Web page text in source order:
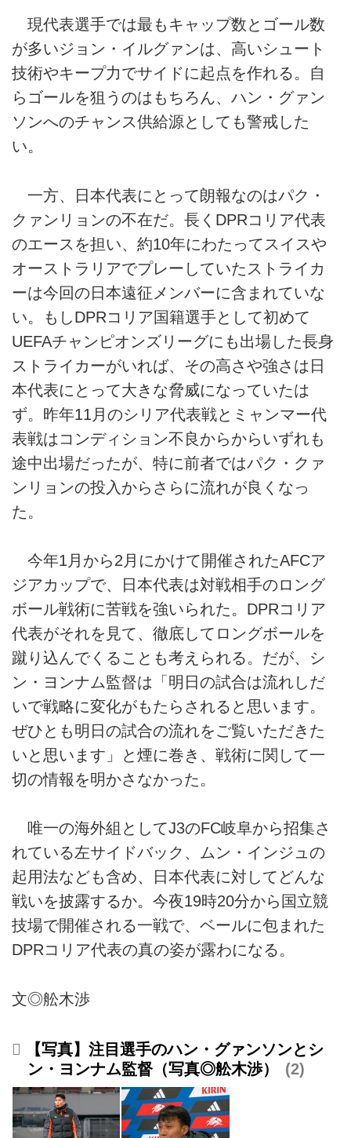
現代表選手では最もキャップ数とゴール数
が多いジョン・イルグァンは、高いシュート
技術やキープ力でサイドに起点を作れる。自
らゴールを狙うのはもちろん、ハン・グァン
ソンへのチャンス供給源としても警戒した
い。
一方、日本代表にとって朗報なのはパク・
クァンリョンの不在だ。長くDPRコリア代表
のエースを担い、約10年にわたってスイスや
オーストラリアでプレーしていたストライカ
ーは今回の日本遠征メンバーに含まれていな
い。もしDPRコリア国籍選手として初めて
UEFAチャンピオンズリーグにも出場した長身
ストライカーがいれば、その高さや強さは日
本代表にとって大きな脅威になっていたは
ず。昨年11月のシリア代表戦とミャンマー代
表戦はコンディション不良からからいずれも
途中出場だったが、特に前者ではパク・クァ
ンリョンの投入からさらに流れが良くなっ
た。
今年1月から2月にかけて開催されたAFCア
ジアカップで、日本代表は対戦相手のロング
ボール戦術に苦戦を強いられた。DPRコリア
代表がそれを見て、徹底してロングボールを
蹴り込んでくることも考えられる。だが、シ
ン・ヨンナム監督は「明日の試合は流れしだ
いで戦略に変化がもたらされると思います。
ぜひとも明日の試合の流れをご覧いただきた
いと思います」と煙に巻き、戦術に関して一
切の情報を明かさなかった。
唯一の海外組としてJ3のFC岐阜から招集さ
れている左サイドバック、ムン・インジュの
起用法なども含め、日本代表に対してどんな
戦いを披露するか。今夜19時20分から国立競
技場で開催される一戦で、ベールに包まれた
DPRコリア代表の真の姿が露わになる。
文◎舩木渉
【写真】注目選手のハン・グァンソンとシ
ン・ヨンナム監督（写真◎舩木渉）
2